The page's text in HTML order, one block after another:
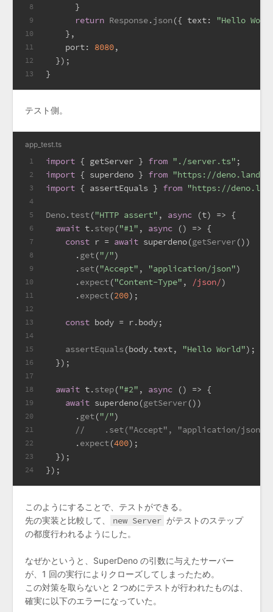
8
9
10
11
12
13
      }
return Response.json({ text: "Hello
    },
port: 8080,
  });
}
テスト側。
app_test.ts
1
2
3
4
5
6
7
8
9
10
11
12
13
14
15
16
17
18
19
20
21
22
23
24
import { getServer } from "./server.ts" ;
import { superdeno } from "https://deno.land/x/
import { assertEquals } from "https://
Deno.test("HTTP assert" , async (t) => {
await t.step("#1" , async () => {
const r = await superdeno(getServer())
      .
get("/")
      .
set("Accept" , "application/json")
      .
expect("Content-Type" , /json/)
      .
expect(200);
const body = r.body;
assertEquals (body.text, "Hello World");
  });
await t.step("#2" , async () => {
await superdeno(getServer())
      .
get("/")
//    .set("Accept", "application/json") <=
      .
expect(400);
  });
});
このようにすることで、テストができる。
先の実装と比較して、
new Server がテストのステップ
の都度行われるようにした。
なぜかというと、SuperDeno の引数に与えたサーバー
が、1 回の実行によりクローズしてしまったため。
この対策を取らないと 2 つめにテストが行われたものは、
確実に以下のエラーになっていた。